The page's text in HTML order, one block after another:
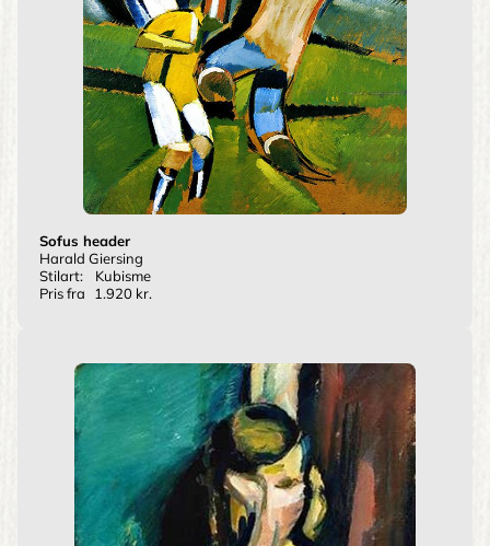
Sofus header
Harald Giersing
Stilart:
Kubisme
Pris fra
1.920 kr.